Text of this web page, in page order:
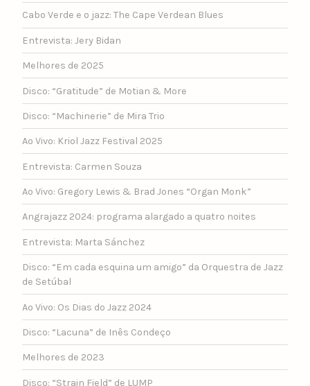
Cabo Verde e o jazz: The Cape Verdean Blues
Entrevista: Jery Bidan
Melhores de 2025
Disco: “Gratitude” de Motian & More
Disco: “Machinerie” de Mira Trio
Ao Vivo: Kriol Jazz Festival 2025
Entrevista: Carmen Souza
Ao Vivo: Gregory Lewis & Brad Jones “Organ Monk”
Angrajazz 2024: programa alargado a quatro noites
Entrevista: Marta Sánchez
Disco: “Em cada esquina um amigo” da Orquestra de Jazz
de Setúbal
Ao Vivo: Os Dias do Jazz 2024
Disco: “Lacuna” de Inês Condeço
Melhores de 2023
Disco: “Strain Field” de LUMP